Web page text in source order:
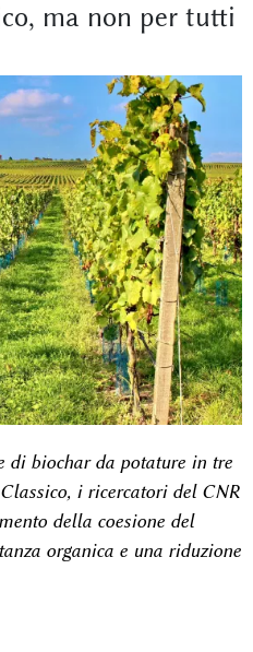
ma non per tutti
di biochar da potature in tre
i ricercatori del CNR
della coesione del
organica e una riduzione